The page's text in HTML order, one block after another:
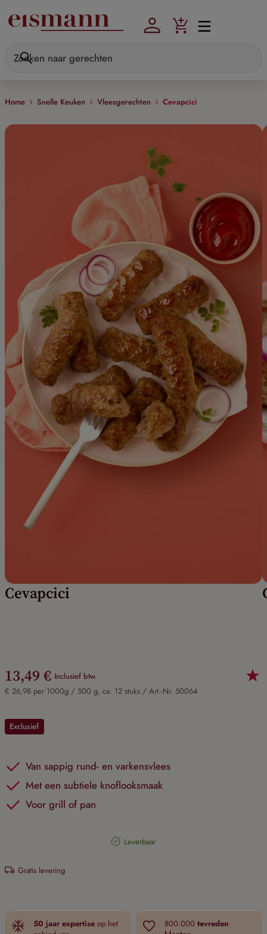
Home Snelle Keuken Vleesgerechten Cevapcici
Cevapcici
13,49 € Inclusief btw.
€ 26,98 per 1000g / 500 g, ca. 12 stuks / Art.-Nr. 50064
Exclusief
Van sappig rund- en varkensvlees
Met een subtiele knoflooksmaak
Voor grill of pan
Leverbaar
Gratis levering
50 jaar expertise op het
800.000 tevreden